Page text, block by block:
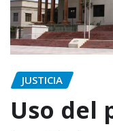
JUSTICIA
Uso del